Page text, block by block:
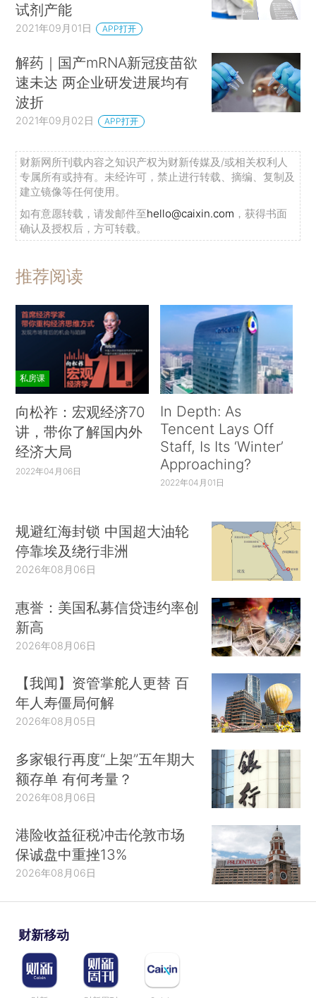
试剂产能
2021年09月01日 APP打开
解药｜国产mRNA新冠疫苗欲
速未达 两企业研发进展均有
波折
2021年09月02日 APP打开
财新网所刊载内容之知识产权为财新传媒及/或相关权利人
专属所有或持有。未经许可，禁止进行转载、摘编、复制及
建立镜像等任何使用。
如有意愿转载，请发邮件至hello@caixin.com ，获得书面
确认及授权后，方可转载。
推荐阅读
私房课
向松祚：宏观经济70
讲，带你了解国内外
经济大局
2022年04月06日
In Depth: As
Tencent Lays Off
Staff, Is Its ‘Winter’
Approaching?
2022年04月01日
规避红海封锁 中国超大油轮
停靠埃及绕行非洲
2026年08月06日
惠誉：美国私募信贷违约率创
新高
2026年08月06日
【我闻】资管掌舵人更替 百
年人寿僵局何解
2026年08月05日
多家银行再度“上架”五年期大
额存单 有何考量？
2026年08月06日
港险收益征税冲击伦敦市场
保诚盘中重挫13%
2026年08月06日
财新移动